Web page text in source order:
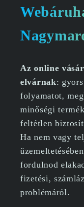
Az online
elvárnak:
folyamatot,
minőségi
feltétlen
Ha nem vagy
fordulnod
fizetési,
problémáról.